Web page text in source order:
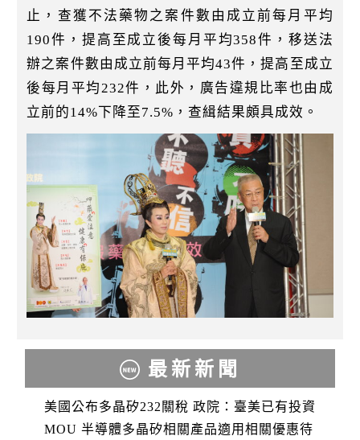
止，查獲不法藥物之案件數由成立前每月平均
190件，提高至成立後每月平均358件，移送法
辦之案件數由成立前每月平均43件，提高至成立
後每月平均232件，此外，廣告違規比率也由成
立前的14%下降至7.5%，查緝結果頗具成效。
最新新聞
美國公布多晶矽232關稅 政院：臺美已有投資
MOU 半導體多晶矽相關產品適用相關優惠待